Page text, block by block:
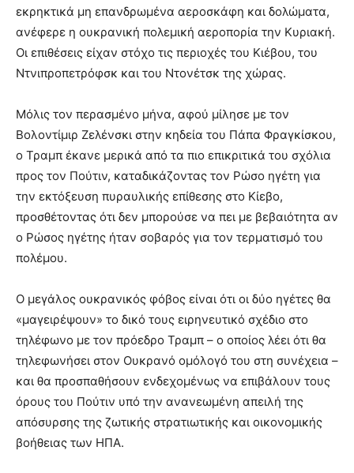
εκρηκτικά μη επανδρωμένα αεροσκάφη και δολώματα,
ανέφερε η ουκρανική πολεμική αεροπορία την Κυριακή.
Οι επιθέσεις είχαν στόχο τις περιοχές του Κιέβου, του
Ντνιπροπετρόφσκ και του Ντονέτσκ της χώρας.
Μόλις τον περασμένο μήνα, αφού μίλησε με τον
Βολοντίμιρ Ζελένσκι στην κηδεία του Πάπα Φραγκίσκου,
ο Τραμπ έκανε μερικά από τα πιο επικριτικά του σχόλια
προς τον Πούτιν, καταδικάζοντας τον Ρώσο ηγέτη για
την εκτόξευση πυραυλικής επίθεσης στο Κίεβο,
προσθέτοντας ότι δεν μπορούσε να πει με βεβαιότητα αν
ο Ρώσος ηγέτης ήταν σοβαρός για τον τερματισμό του
πολέμου.
Ο μεγάλος ουκρανικός φόβος είναι ότι οι δύο ηγέτες θα
«μαγειρέψουν» το δικό τους ειρηνευτικό σχέδιο στο
τηλέφωνο με τον πρόεδρο Τραμπ – ο οποίος λέει ότι θα
τηλεφωνήσει στον Ουκρανό ομόλογό του στη συνέχεια –
και θα προσπαθήσουν ενδεχομένως να επιβάλουν τους
όρους του Πούτιν υπό την ανανεωμένη απειλή της
απόσυρσης της ζωτικής στρατιωτικής και οικονομικής
βοήθειας των ΗΠΑ.